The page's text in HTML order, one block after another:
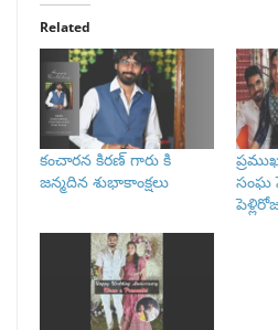
Related
కంచారన కిరణ్ గారు కి
జన్మదిన శుభాకాంక్షలు
సంఘ